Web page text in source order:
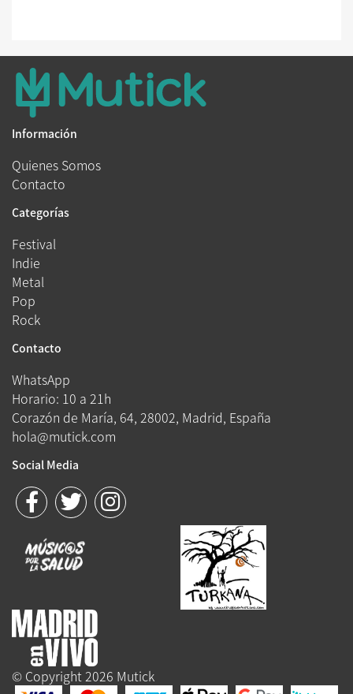
Información
Quienes Somos
Contacto
Categorías
Festival
Indie
Metal
Pop
Rock
Contacto
WhatsApp
Horario: 10 a 21h
Corazón de María, 64, 28002, Madrid, España
hola@mutick.com
Social Media
© Copyright 2026 Mutick